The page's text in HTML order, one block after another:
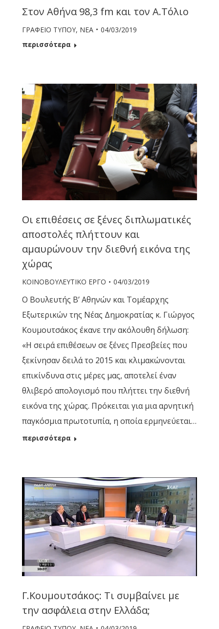
Στον Αθήνα 98,3 fm και τον Α.Τόλιο
ΓΡΑΦΕΙΟ ΤΥΠΟΥ, ΝΕΑ
04/03/2019
περισσότερα
Οι επιθέσεις σε ξένες διπλωματικές
αποστολές πλήττουν και
αμαυρώνουν την διεθνή εικόνα της
χώρας
ΚΟΙΝΟΒΟΥΛΕΥΤΙΚΟ ΕΡΓΟ 04/03/2019
Ο Βουλευτής Β’ Αθηνών και Τομέαρχης
Εξωτερικών της Νέας Δημοκρατίας κ. Γιώργος
Κουμουτσάκος έκανε την ακόλουθη δήλωση:
«Η σειρά επιθέσεων σε ξένες Πρεσβείες που
ξεκίνησαν δειλά το 2015 και κλιμακώνονται
επικίνδυνα στις μέρες μας, αποτελεί έναν
θλιβερό απολογισμό που πλήττει την διεθνή
εικόνα της χώρας. Πρόκειται για μια αρνητική
παγκόσμια πρωτοτυπία, η οποία ερμηνεύεται…
περισσότερα
Γ.Κουμουτσάκος: Τι συμβαίνει με
την ασφάλεια στην Ελλάδα;